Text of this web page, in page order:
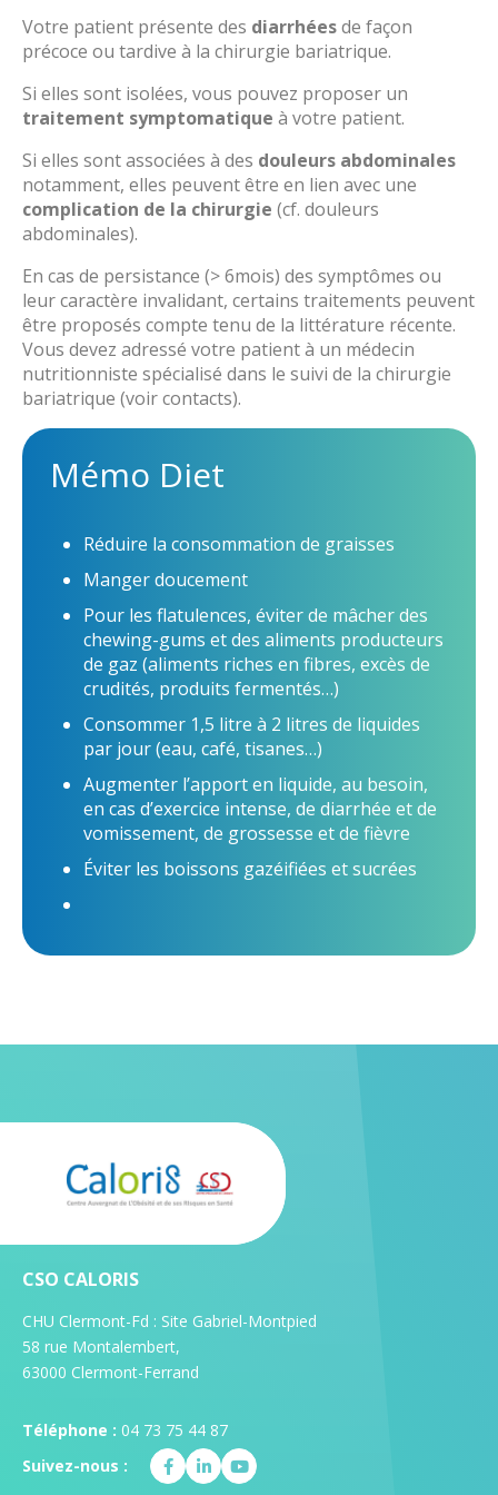
Médicaments de l’obésité et chirurgie bariatrique
Obésité et Maltraitance
obésité
Journée Territoriale de l’Obésité
Webinaire et sensibilisation à l’obésité
Traitement Médicamenteux de l'Obésité (TMO)
Chirurgie de l’obésité
Où s’adresser
Questions/Réponses FAQ
Calcul corpulence : IMC et Z-score
Principes et objectifs de prise en charge
PROXOB
RePPOP A
Troubles du Comportement Alimentaire (TCA)
Questions/réponses FAQ
REPPOP A
Votre patient présente des diarrhéesde façon
précoce ou tardive à la chirurgie bariatrique.
Si elles sont isolées, vous pouvez proposer un
traitement symptomatique à votre patient.
Si elles sont associées à des douleurs abdominales
notamment, elles peuvent être en lien avec une
complication de la chirurgie (cf. douleurs
abdominales).
En cas de persistance (> 6mois) des symptômes ou
leur caractère invalidant, certains traitements peuvent
être proposés compte tenu de la littérature récente.
Vous devez adressé votre patient à un médecin
nutritionniste spécialisé dans le suivi de la chirurgie
bariatrique (voir contacts).
Mémo Diet
Réduire la consommation de graisses
Manger doucement
Pour les flatulences, éviter de mâcher des
chewing-gums et des aliments producteurs
de gaz (aliments riches en fibres, excès de
crudités, produits fermentés…)
Consommer 1,5 litre à 2 litres de liquides
par jour (eau, café, tisanes…)
Augmenter l’apport en liquide, au besoin,
en cas d’exercice intense, de diarrhée et de
vomissement, de grossesse et de fièvre
Éviter les boissons gazéifiées et sucrées
CSO CALORIS
CHU Clermont-Fd : Site Gabriel-Montpied
58 rue Montalembert,
63000 Clermont-Ferrand
Téléphone : 04 73 75 44 87
Suivez-nous :